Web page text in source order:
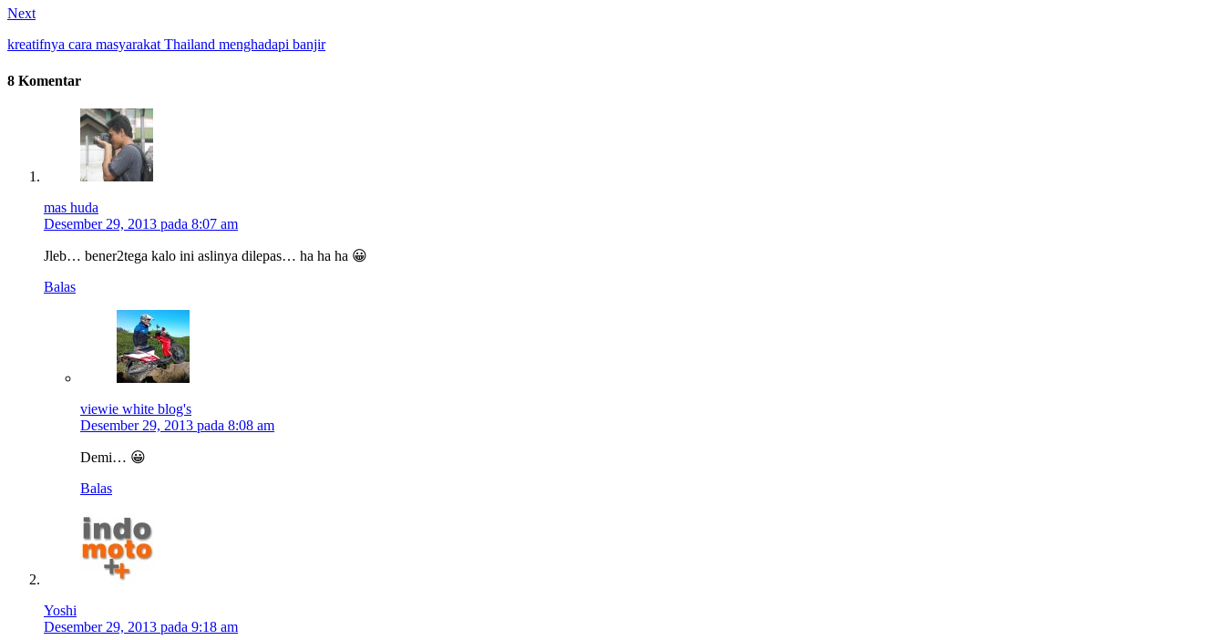
Next
kreatifnya cara masyarakat Thailand menghadapi banjir
8 Komentar
mas huda
Desember 29, 2013 pada 8:07 am
Jleb… bener2tega kalo ini aslinya dilepas… ha ha ha 😀
Balas
viewie white blog's
Desember 29, 2013 pada 8:08 am
Demi… 😀
Balas
Yoshi
Desember 29, 2013 pada 9:18 am